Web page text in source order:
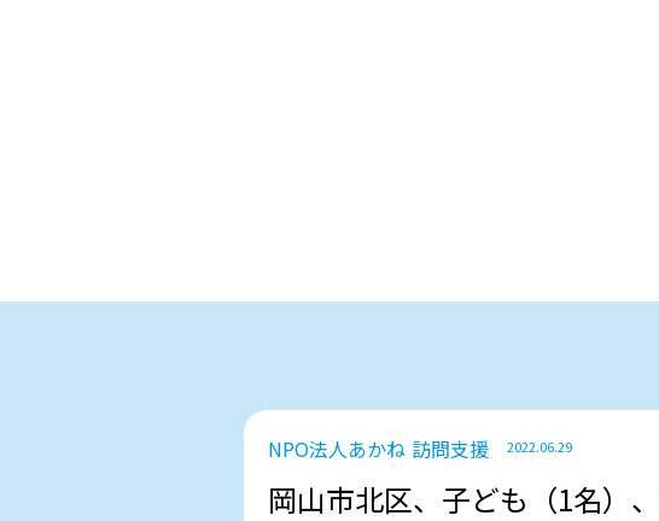
NPO法人あかね 訪問支援 2022.06.29
岡山市北区、子ども（1名）